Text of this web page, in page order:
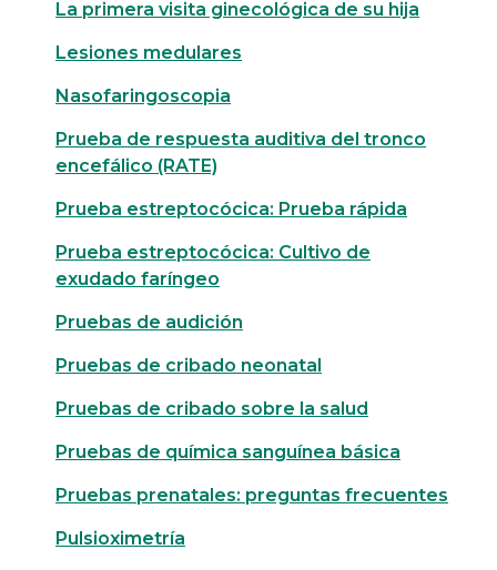
La primera visita ginecológica de su hija
Lesiones medulares
Nasofaringoscopia
Prueba de respuesta auditiva del tronco
encefálico (RATE)
Prueba estreptocócica: Prueba rápida
Prueba estreptocócica: Cultivo de
exudado faríngeo
Pruebas de audición
Pruebas de cribado neonatal
Pruebas de cribado sobre la salud
Pruebas de química sanguínea básica
Pruebas prenatales: preguntas frecuentes
Pulsioximetría